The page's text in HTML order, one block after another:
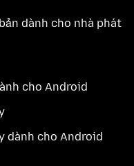
dành cho nhà phát
cho Android
dành cho Android